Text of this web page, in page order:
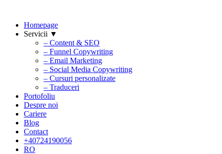
Homepage
Servicii ▼
– Content & SEO
– Funnel Copywriting
– Email Marketing
– Social Media Copywriting
– Cursuri personalizate
– Traduceri
Portofoliu
Despre noi
Cariere
Blog
Contact
+40724190056
RO